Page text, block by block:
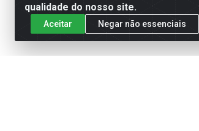
qualidade do nosso site.
Aceitar Negar não essenciais